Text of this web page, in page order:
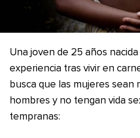
Una joven de 25 años
experiencia tras vivir en
busca que las mujeres sean
hombres y no tengan vida
tempranas: